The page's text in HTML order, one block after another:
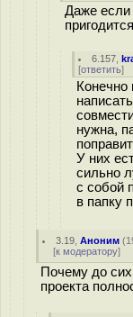
Даже если
6.157 ,
[ответить]
нужна,
У них
сильно
с собой
в папку
3.19 ,Аноним (
[к модератору]
Почему до
проекта